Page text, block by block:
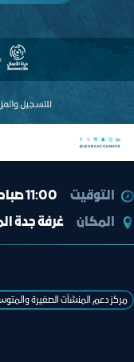
التوقيت
11:00 صباحاً - 12:00 مساءً
المكان
غرفة جدة
مركز دعم المنشآت الصغيرة